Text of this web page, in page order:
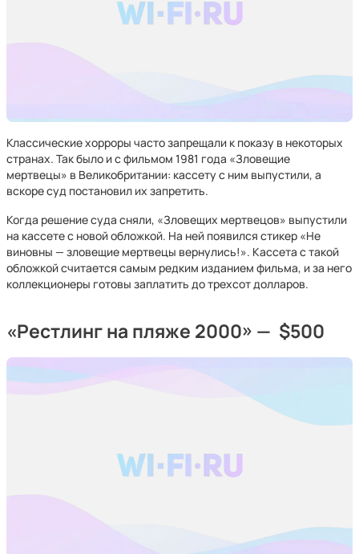
Классические хорроры часто запрещали к показу в некоторых
странах. Так было и с фильмом 1981 года «Зловещие
мертвецы» в Великобритании: кассету с ним выпустили, а
вскоре суд постановил их запретить.
Когда решение суда сняли, «Зловещих мертвецов» выпустили
на кассете с новой обложкой. На ней появился стикер «Не
виновны — зловещие мертвецы вернулись!». Кассета с такой
обложкой считается самым редким изданием фильма, и за него
коллекционеры готовы заплатить до трехсот долларов.
«Рестлинг на пляже 2000» — $500